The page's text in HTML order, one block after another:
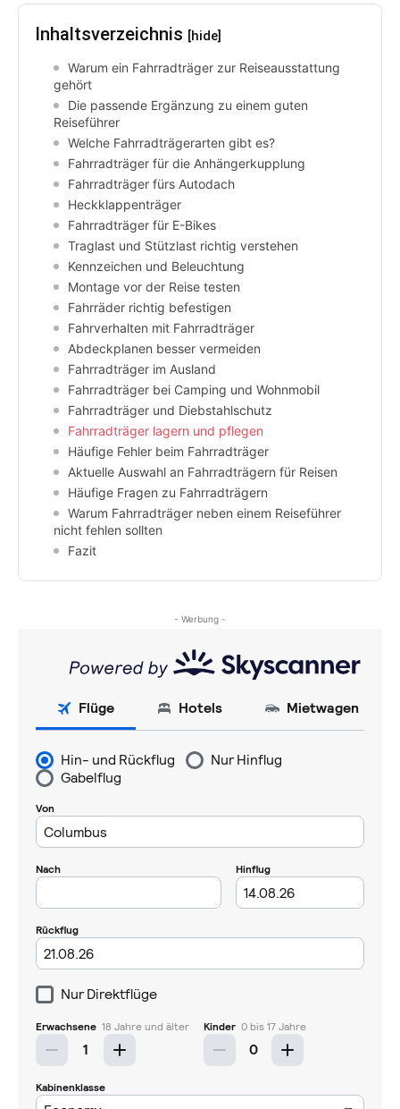
Inhaltsverzeichnis [hide]
Warum ein Fahrradträger zur Reiseausstattung
gehört
Die passende Ergänzung zu einem guten
Reiseführer
Welche Fahrradträgerarten gibt es?
Fahrradträger für die Anhängerkupplung
Fahrradträger fürs Autodach
Heckklappenträger
Fahrradträger für E-Bikes
Traglast und Stützlast richtig verstehen
Kennzeichen und Beleuchtung
Montage vor der Reise testen
Fahrräder richtig befestigen
Fahrverhalten mit Fahrradträger
Abdeckplanen besser vermeiden
Fahrradträger im Ausland
Fahrradträger bei Camping und Wohnmobil
Fahrradträger und Diebstahlschutz
Fahrradträger lagern und pflegen
Häufige Fehler beim Fahrradträger
Aktuelle Auswahl an Fahrradträgern für Reisen
Häufige Fragen zu Fahrradträgern
Warum Fahrradträger neben einem Reiseführer
nicht fehlen sollten
Fazit
- Werbung -